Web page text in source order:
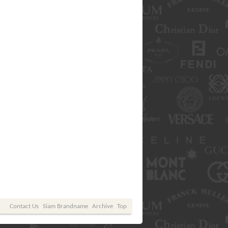
Contact Us Siam Brandname Archive Top